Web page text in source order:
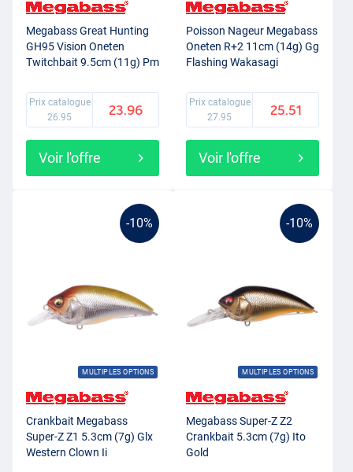
Megabass Great Hunting
GH95 Vision Oneten
Twitchbait 9.5cm (11g) Pm
Prix catalogue
26.95
23.96
Voir l'offre
Poisson Nageur Megabass
Oneten R+2 11cm (14g) Gg
Flashing Wakasagi
Prix catalogue
27.95
25.51
Voir l'offre
-10%
MULTIPLES OPTIONS
Crankbait Megabass
Super-Z Z1 5.3cm (7g) Glx
Western Clown Ii
-10%
MULTIPLES OPTIONS
Megabass Super-Z Z2
Crankbait 5.3cm (7g) Ito
Gold